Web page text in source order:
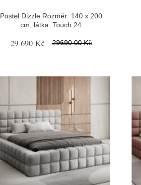
Postel Dizzle Rozměr: 140 x 200
cm, látka: Touch 24
29 690 Kč 29690.00 Kč